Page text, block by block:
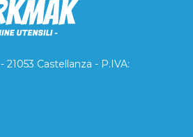
- 21053 Castellanza - P.IVA: